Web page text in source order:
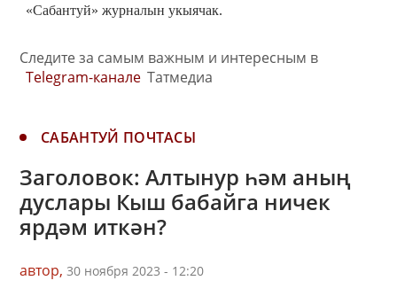
«Сабантуй» журналын укыячак.
Следите за самым важным и интересным в
Telegram-канале Татмедиа
САБАНТУЙ ПОЧТАСЫ
Заголовок: Алтынур һәм аның
дуслары Кыш бабайга ничек
ярдәм иткән?
автор, 30 ноября 2023 - 12:20